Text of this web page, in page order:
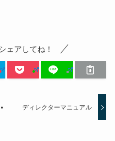
ェアしてね！
ディレクターマニュアル